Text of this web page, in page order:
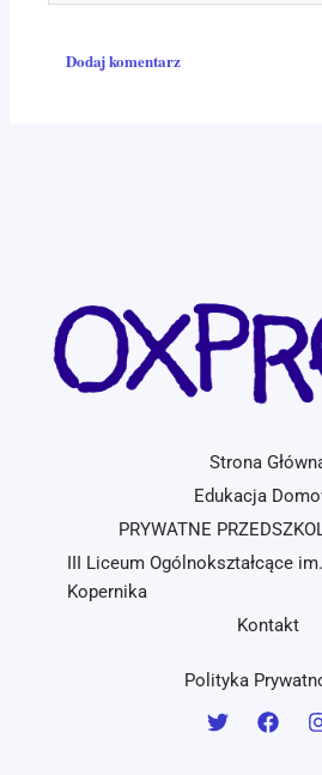
Strona
Edukacja
PRYWATNE
III Liceum Ogólnokształcące
Kopernika
Kontakt
Polityka